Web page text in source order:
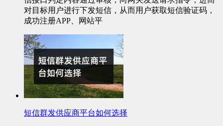
对目标用户进行下发短信，从而用户获取短信验证码，
成功注册APP、网站平
短信群发供应商平台如何选择